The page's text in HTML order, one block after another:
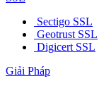
Sectigo SSL
Geotrust SSL
Digicert SSL
Giải Pháp